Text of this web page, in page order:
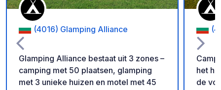
(4016) Glamping Alliance
Glamping Alliance bestaat uit 3 zones –
camping met 50 plaatsen, glamping
met 3 unieke huizen en motel met 45
het
de